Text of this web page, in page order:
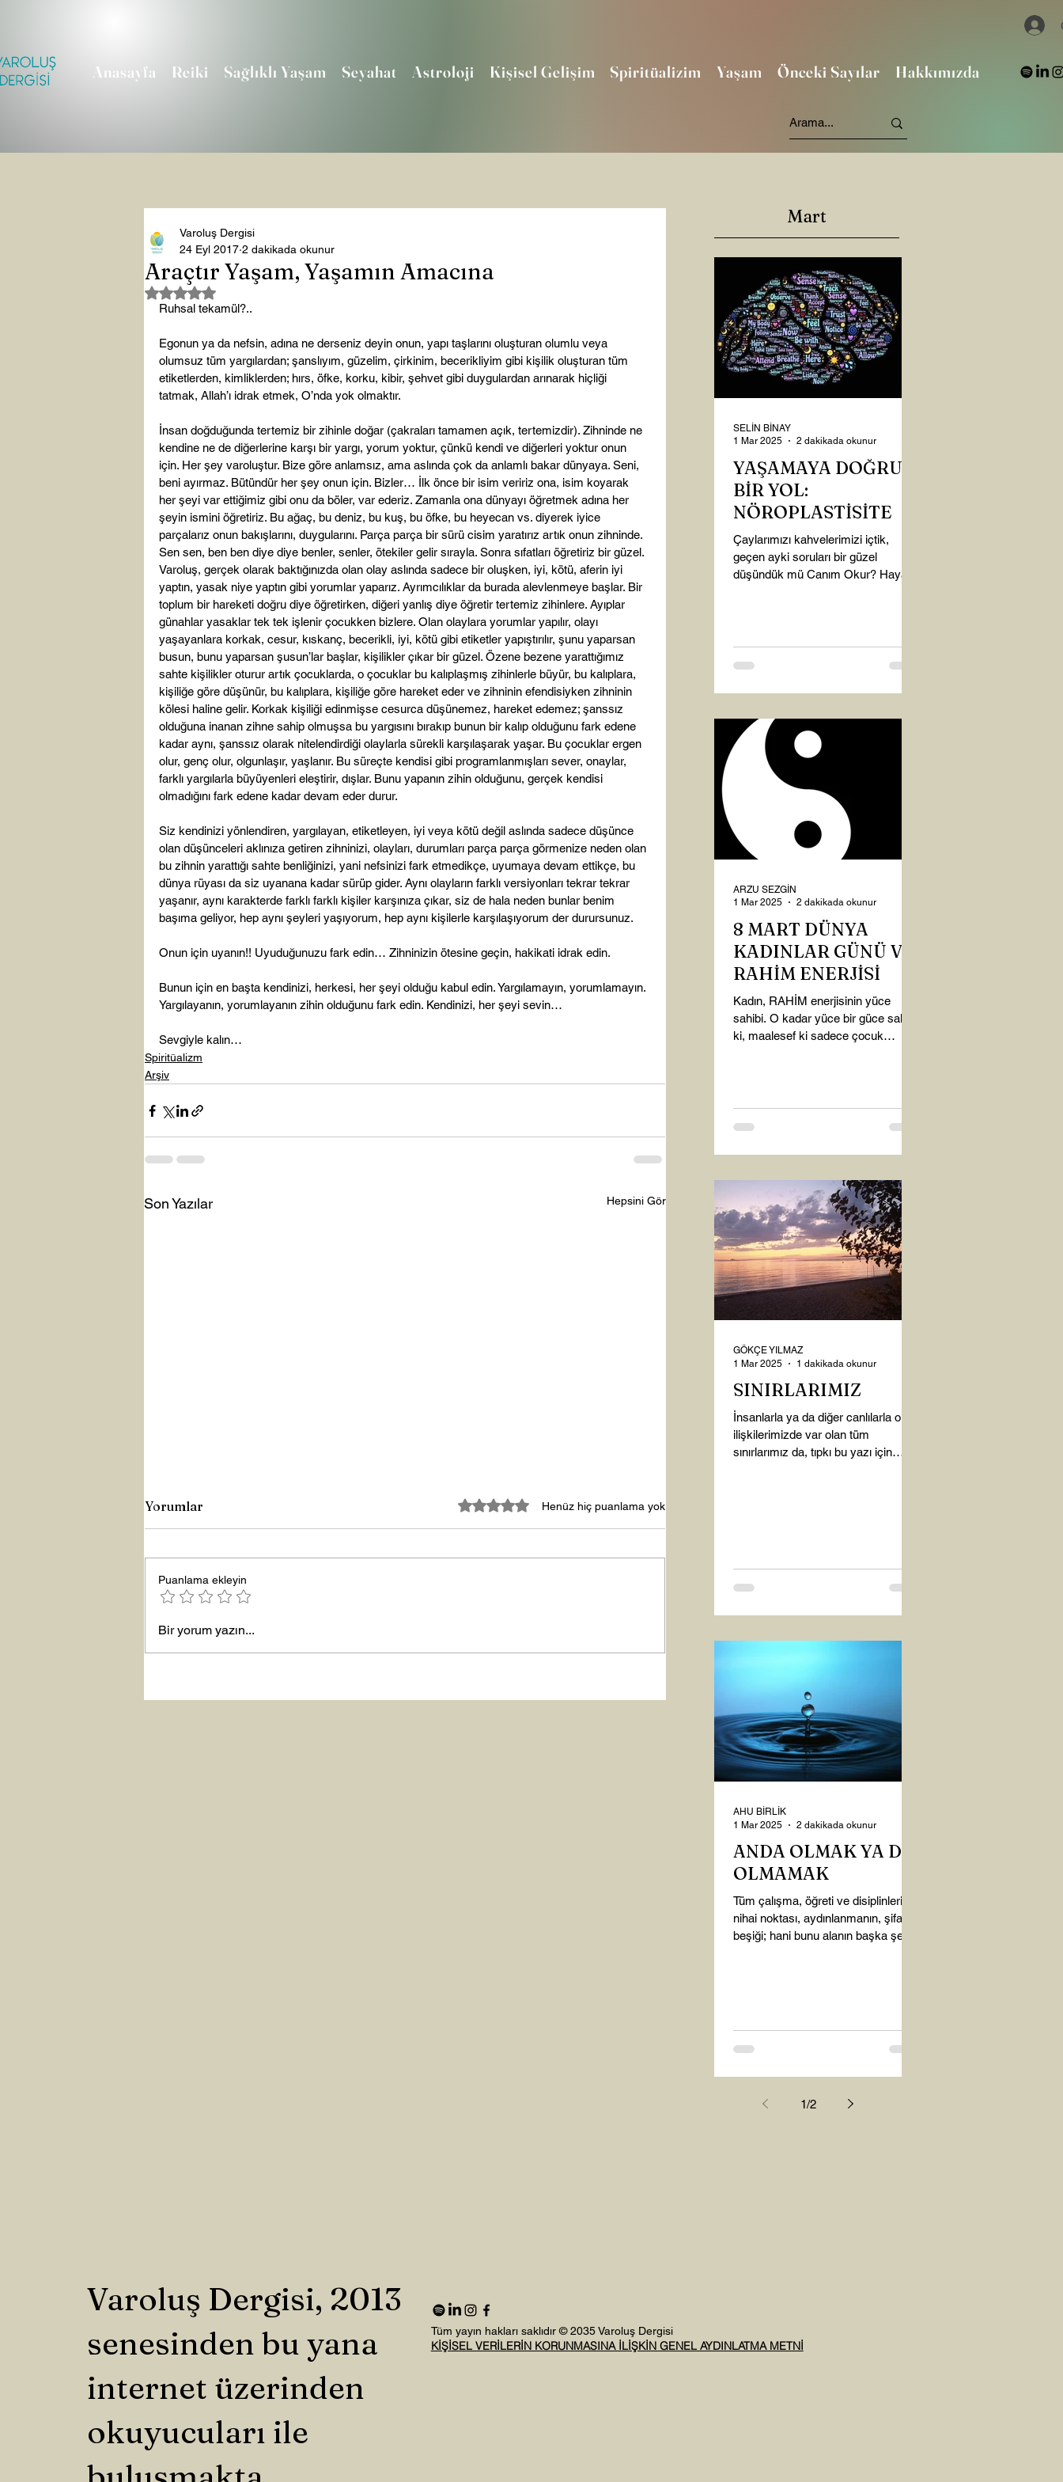
Anasayfa Reiki Sağlıklı Yaşam Seyahat Astroloji Kişisel Gelişim Spiritüalizim Yaşam Önceki Sayılar Hakkımızda
Araçtır Yaşam, Yaşamın Amacına
Varoluş Dergisi
24 Eyl 2017 2 dakikada okunur
5 üzerinden NaN yıldız
Ruhsal tekamül?..
Egonun ya da nefsin, adına ne derseniz deyin onun, yapı taşlarını oluşturan olumlu veya
olumsuz tüm yargılardan; şanslıyım, güzelim, çirkinim, becerikliyim gibi kişilik oluşturan tüm
etiketlerden, kimliklerden; hırs, öfke, korku, kibir, şehvet gibi duygulardan arınarak hiçliği
tatmak, Allah’ı idrak etmek, O’nda yok olmaktır.
İnsan doğduğunda tertemiz bir zihinle doğar (çakraları tamamen açık, tertemizdir). Zihninde ne
kendine ne de diğerlerine karşı bir yargı, yorum yoktur, çünkü kendi ve diğerleri yoktur onun
için. Her şey varoluştur. Bize göre anlamsız, ama aslında çok da anlamlı bakar dünyaya. Seni,
beni ayırmaz. Bütündür her şey onun için. Bizler… İlk önce bir isim veririz ona, isim koyarak
her şeyi var ettiğimiz gibi onu da böler, var ederiz. Zamanla ona dünyayı öğretmek adına her
şeyin ismini öğretiriz. Bu ağaç, bu deniz, bu kuş, bu öfke, bu heyecan vs. diyerek iyice
parçalarız onun bakışlarını, duygularını. Parça parça bir sürü cisim yaratırız artık onun zihninde.
Sen sen, ben ben diye diye benler, senler, ötekiler gelir sırayla. Sonra sıfatları öğretiriz bir güzel.
Varoluş, gerçek olarak baktığınızda olan olay aslında sadece bir oluşken, iyi, kötü, aferin iyi
yaptın, yasak niye yaptın gibi yorumlar yaparız. Ayrımcılıklar da burada alevlenmeye başlar. Bir
toplum bir hareketi doğru diye öğretirken, diğeri yanlış diye öğretir tertemiz zihinlere. Ayıplar
günahlar yasaklar tek tek işlenir çocukken bizlere. Olan olaylara yorumlar yapılır, olayı
yaşayanlara korkak, cesur, kıskanç, becerikli, iyi, kötü gibi etiketler yapıştırılır, şunu yaparsan
busun, bunu yaparsan şusun’lar başlar, kişilikler çıkar bir güzel. Özene bezene yarattığımız
sahte kişilikler oturur artık çocuklarda, o çocuklar bu kalıplaşmış zihinlerle büyür, bu kalıplara,
kişiliğe göre düşünür, bu kalıplara, kişiliğe göre hareket eder ve zihninin efendisiyken zihninin
kölesi haline gelir. Korkak kişiliği edinmişse cesurca düşünemez, hareket edemez; şanssız
olduğuna inanan zihne sahip olmuşsa bu yargısını bırakıp bunun bir kalıp olduğunu fark edene
kadar aynı, şanssız olarak nitelendirdiği olaylarla sürekli karşılaşarak yaşar. Bu çocuklar ergen
olur, genç olur, olgunlaşır, yaşlanır. Bu süreçte kendisi gibi programlanmışları sever, onaylar,
farklı yargılarla büyüyenleri eleştirir, dışlar. Bunu yapanın zihin olduğunu, gerçek kendisi
olmadığını fark edene kadar devam eder durur.
Siz kendinizi yönlendiren, yargılayan, etiketleyen, iyi veya kötü değil aslında sadece düşünce
olan düşünceleri aklınıza getiren zihninizi, olayları, durumları parça parça görmenize neden olan
bu zihnin yarattığı sahte benliğinizi, yani nefsinizi fark etmedikçe, uyumaya devam ettikçe, bu
dünya rüyası da siz uyanana kadar sürüp gider. Aynı olayların farklı versiyonları tekrar tekrar
yaşanır, aynı karakterde farklı farklı kişiler karşınıza çıkar, siz de hala neden bunlar benim
başıma geliyor, hep aynı şeyleri yaşıyorum, hep aynı kişilerle karşılaşıyorum der durursunuz.
Onun için uyanın!! Uyuduğunuzu fark edin… Zihninizin ötesine geçin, hakikati idrak edin.
Bunun için en başta kendinizi, herkesi, her şeyi olduğu kabul edin. Yargılamayın, yorumlamayın.
Yargılayanın, yorumlayanın zihin olduğunu fark edin. Kendinizi, her şeyi sevin…
Sevgiyle kalın…
Spiritüalizm
Arşiv
Son Yazılar Hepsini Gör
Yorumlar 5 üzerinden 0 yıldızHenüz hiç puanlama yok
Puanlama ekleyin
Bir yorum yazın...
Mart
YAŞAMAYA DOĞRU
BİR YOL:
NÖROPLASTİSİTE
Çaylarımızı kahvelerimizi içtik,
geçen ayki soruları bir güzel
düşündük mü Canım Okur? Hayatta
SELİN BİNAY
1 Mar 2025
2 dakikada okunur
8 MART DÜNYA
KADINLAR GÜNÜ VE
RAHİM ENERJİSİ
Kadın, RAHİM enerjisinin yüce
sahibi. O kadar yüce bir güce sahip
ki, maalesef ki sadece çocuk
ARZU SEZGİN
1 Mar 2025
2 dakikada okunur
SINIRLARIMIZ
İnsanlarla ya da diğer canlılarla olan
ilişkilerimizde var olan tüm
sınırlarımız da, tıpkı bu yazı için
GÖKÇE YILMAZ
1 Mar 2025
1 dakikada okunur
ANDA OLMAK YA DA
OLMAMAK
Tüm çalışma, öğreti ve disiplinlerin
nihai noktası, aydınlanmanın, şifanın
beşiği; hani bunu alanın başka şey
AHU BİRLİK
1 Mar 2025
2 dakikada okunur
1/2
Varoluş Dergisi, 2013
senesinden bu yana
internet üzerinden
okuyucuları ile
Tüm yayın hakları saklıdır © 2035 Varoluş Dergisi
KİŞİSEL VERİLERİN KORUNMASINA İLİŞKİN GENEL AYDINLATMA METNİ